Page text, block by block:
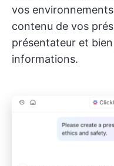
vos
contenu de vos
présentateur et
informations.